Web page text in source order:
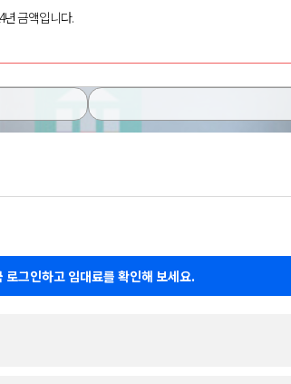
년 금액입니다.
로그인하고 임대료를 확인해 보세요.